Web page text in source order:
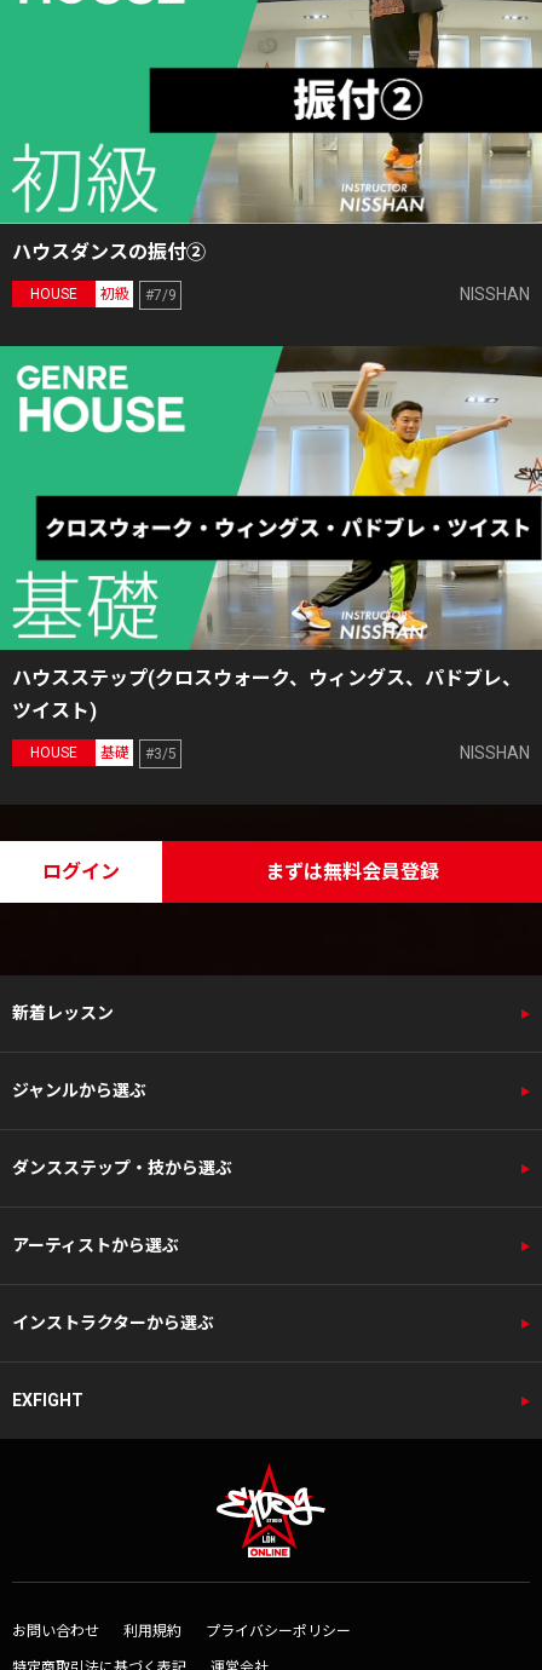
ハウスダンスの振付②
HOUSE 初級 #7/9 NISSHAN
ハウスステップ(クロスウォーク、ウィングス、パドブレ、
ツイスト)
HOUSE 基礎 #3/5 NISSHAN
ログイン まずは無料会員登録
新着レッスン
ジャンルから選ぶ
ダンスステップ・技から選ぶ
アーティストから選ぶ
インストラクターから選ぶ
EXFIGHT
お問い合わせ 利用規約 プライバシーポリシー